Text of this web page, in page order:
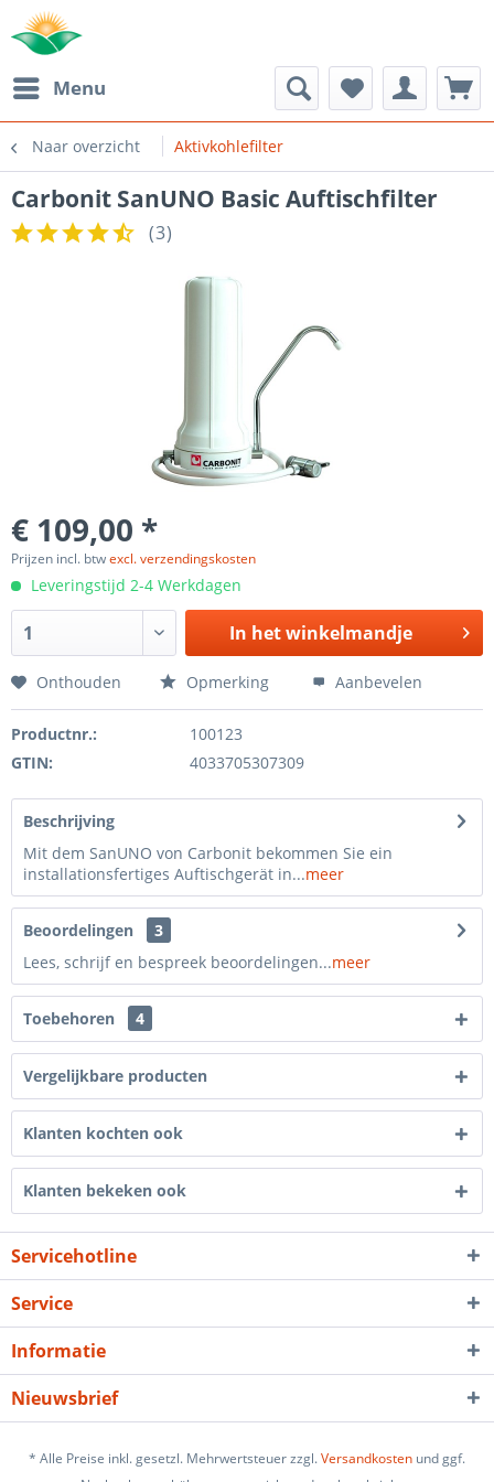
Menu
Naar overzicht Aktivkohlefilter
Carbonit SanUNO Basic Auftischfilter
(3)
€ 109,00 *
Prijzen incl. btwexcl. verzendingskosten
Leveringstijd 2-4 Werkdagen
In hetwinkelmandje
Onthouden Opmerking Aanbevelen
Productnr.:
100123
GTIN:
4033705307309
Beschrijving
Mit dem SanUNO von Carbonit bekommen Sie ein
installationsfertiges Auftischgerät in...meer
Beoordelingen
3
Lees, schrijf en bespreek beoordelingen...meer
Toebehoren 4
Vergelijkbare producten
Klanten kochten ook
Klanten bekeken ook
Servicehotline
Service
Informatie
Nieuwsbrief
* Alle Preise inkl. gesetzl. Mehrwertsteuer zzgl.Versandkosten und ggf.